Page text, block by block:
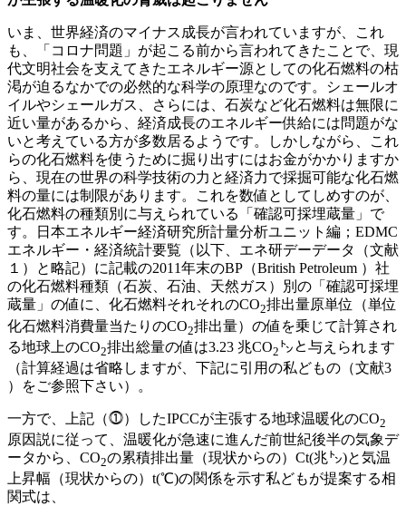
いま、世界経済のマイナス成長が言われていますが、これ
も、「コロナ問題」が起こる前から言われてきたことで、現
代文明社会を支えてきたエネルギー源としての化石燃料の枯
渇が迫るなかでの必然的な科学の原理なのです。シェールオ
イルやシェールガス、さらには、石炭など化石燃料は無限に
近い量があるから、経済成長のエネルギー供給には問題がな
いと考えている方が多数居るようです。しかしながら、これ
らの化石燃料を使うために掘り出すにはお金がかかりますか
ら、現在の世界の科学技術の力と経済力で採掘可能な化石燃
料の量には制限があります。これを数値としてしめすのが、
化石燃料の種類別に与えられている「確認可採埋蔵量」で
す。日本エネルギー経済研究所計量分析ユニット編；EDMC
エネルギー・経済統計要覧（以下、エネ研デーデータ（文献
１）と略記）に記載の2011年末のBP（British Petroleum ）社
の化石燃料種類（石炭、石油、天然ガス）別の「確認可採埋
蔵量」の値に、化石燃料それそれのCO2排出量原単位（単位
化石燃料消費量当たりのCO2排出量）の値を乗じて計算され
る地球上のCO2排出総量の値は3.23 兆CO2 ㌧と与えられます
（計算経過は省略しますが、下記に引用の私どもの（文献3
）をご参照下さい）。
一方で、上記（⓵）したIPCCが主張する地球温暖化のCO2
原因説に従って、温暖化が急速に進んだ前世紀後半の気象デ
ータから、CO2の累積排出量（現状からの）Ct(兆㌧)と気温
上昇幅（現状からの）t(℃)の関係を示す私どもが提案する相
関式は、